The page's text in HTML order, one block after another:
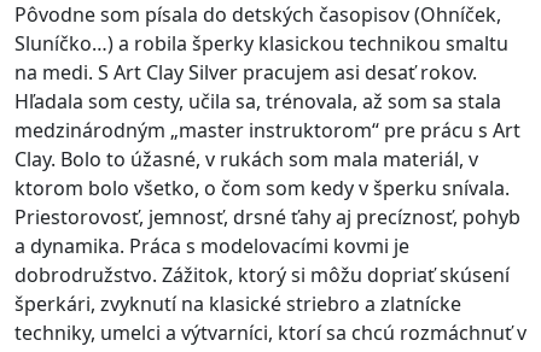
Pôvodne som písala do detských časopisov (Ohníček,
Sluníčko…) a robila šperky klasickou technikou smaltu
na medi. S Art Clay Silver pracujem asi desať rokov.
Hľadala som cesty, učila sa, trénovala, až som sa stala
medzinárodným „master instruktorom“ pre prácu s Art
Clay. Bolo to úžasné, v rukách som mala materiál, v
ktorom bolo všetko, o čom som kedy v šperku snívala.
Priestorovosť, jemnosť, drsné ťahy aj precíznosť, pohyb
a dynamika. Práca s modelovacími kovmi je
dobrodružstvo. Zážitok, ktorý si môžu dopriať skúsení
šperkári, zvyknutí na klasické striebro a zlatnícke
techniky, umelci a výtvarníci, ktorí sa chcú rozmáchnuť v